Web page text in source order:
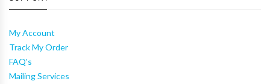
My Account
Track My Order
FAQ's
Mailing Services